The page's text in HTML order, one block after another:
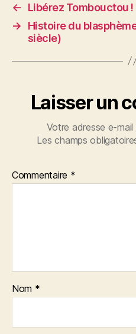
←
Libérez Tombouctou !
→
Histoire du
siècle)
Laisser un
Votre adresse e-
Les champs
Commentaire *
Nom *